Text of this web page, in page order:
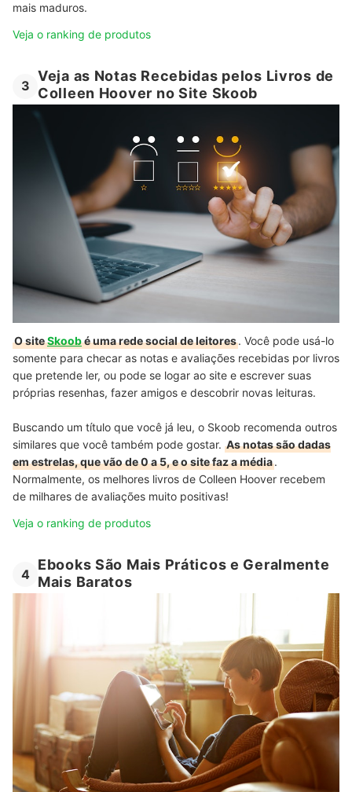
mais maduros.
Veja o ranking de produtos
3
Veja as Notas Recebidas pelos Livros de
Colleen Hoover no Site Skoob
O siteSkoobé uma rede social de leitores. Você pode usá-lo
somente para checar as notas e avaliações recebidas por livros
que pretende ler, ou pode se logar ao site e escrever suas
próprias resenhas, fazer amigos e descobrir novas leituras.
Buscando um título que você já leu, o Skoob recomenda outros
similares que você também pode gostar. As notas são dadas
em estrelas, que vão de 0 a 5, e o site faz a média.
Normalmente, os melhores livros de Colleen Hoover recebem
de milhares de avaliações muito positivas!
Veja o ranking de produtos
4
Ebooks São Mais Práticos e Geralmente
Mais Baratos